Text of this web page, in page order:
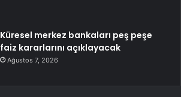
Küresel merkez bankaları peş peşe
faiz kararlarını açıklayacak
Ağustos 7, 2026